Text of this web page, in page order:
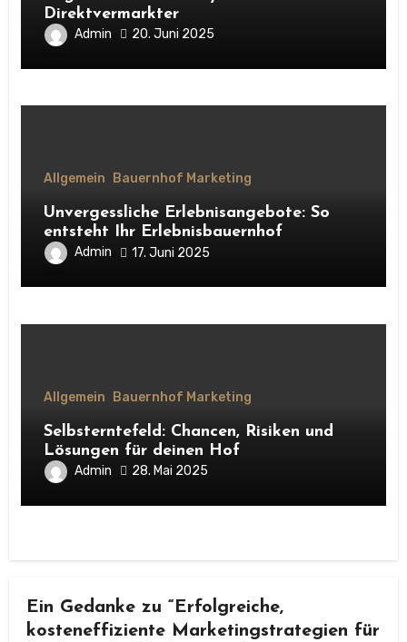
Direktvermarkter
Admin 20. Juni 2025
Allgemein Bauernhof Marketing
Unvergessliche Erlebnisangebote: So
entsteht Ihr Erlebnisbauernhof
Admin 17. Juni 2025
Allgemein Bauernhof Marketing
Selbsterntefeld: Chancen, Risiken und
Lösungen für deinen Hof
Admin 28. Mai 2025
Ein Gedanke zu “Erfolgreiche,
kosteneffiziente Marketingstrategien für